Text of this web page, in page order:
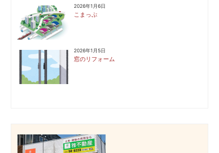
2026年1月6日
こまっぷ
2026年1月5日
窓のリフォーム